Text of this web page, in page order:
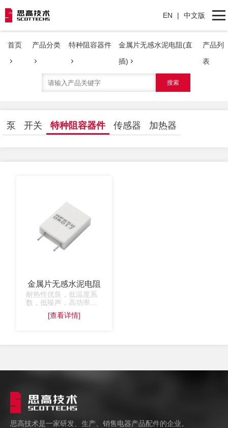
网站首页
产品分类
联系我们
EN | 中文版
首页 产品分类 特种阻容器件
金属片无感水泥电阻(直
插)
产品列
表
搜索
泵 开关 特种阻容器件 传感器 加热器
金属片无感水泥电阻
耐热性优良，低温度系
数，低噪声，高功率。
低电感。引脚无铅，符
合欧盟RoHS。
[查看详情]
思高技术是一家研发、生产、销售电器产品配件的企业。